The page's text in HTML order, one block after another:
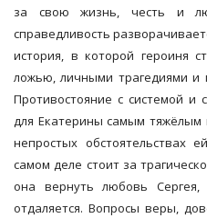
за свою жизнь, честь и
справедливость
история, в которой героиня
ложью, личными трагедиями и
Противостояние с системой и
для Екатерины самым
непростых обстоятельствах
самом деле стоит за
она вернуть любовь
отдаляется. Вопросы веры,